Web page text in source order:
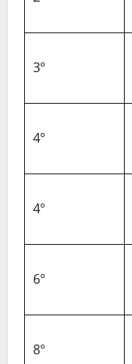
3º
4º
4º
6º
8º